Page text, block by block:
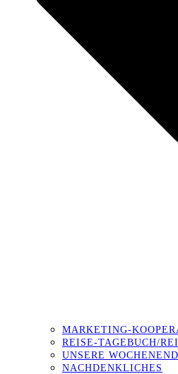
MARKETING-
REISE-TAGEBUCH/
UNSERE
NACHDENKLICHES